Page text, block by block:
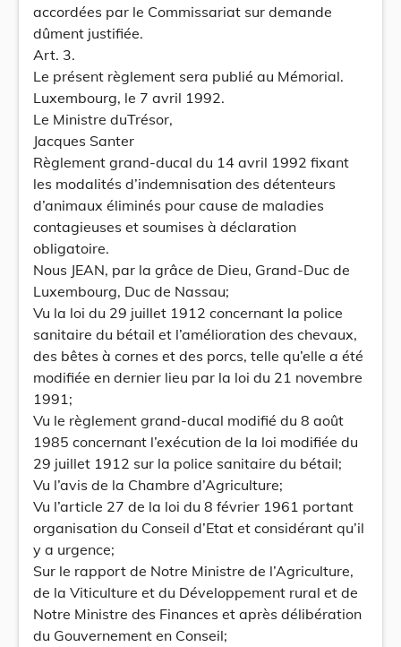
accordées par le Commissariat sur demande
dûment justifiée.
Art. 3.
Le présent règlement sera publié au Mémorial.
Luxembourg, le 7 avril 1992.
Le Ministre duTrésor,
Jacques Santer
Règlement grand-ducal du 14 avril 1992 fixant
les modalités d’indemnisation des détenteurs
d’animaux éliminés pour cause de maladies
contagieuses et soumises à déclaration
obligatoire.
Nous JEAN, par la grâce de Dieu, Grand-Duc de
Luxembourg, Duc de Nassau;
Vu la loi du 29 juillet 1912 concernant la police
sanitaire du bétail et l’amélioration des chevaux,
des bêtes à cornes et des porcs, telle qu’elle a été
modifiée en dernier lieu par la loi du 21 novembre
1991;
Vu le règlement grand-ducal modifié du 8 août
1985 concernant l’exécution de la loi modifiée du
29 juillet 1912 sur la police sanitaire du bétail;
Vu l’avis de la Chambre d’Agriculture;
Vu l’article 27 de la loi du 8 février 1961 portant
organisation du Conseil d’Etat et considérant qu’il
y a urgence;
Sur le rapport de Notre Ministre de l’Agriculture,
de la Viticulture et du Développement rural et de
Notre Ministre des Finances et après délibération
du Gouvernement en Conseil;